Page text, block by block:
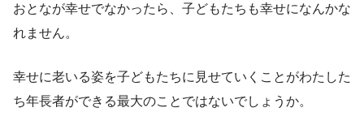
おとなが幸せでなかったら、子どもたちも幸せになんかな
れません。
幸せに老いる姿を子どもたちに見せていくことがわたした
ち年長者ができる最大のことではないでしょうか。